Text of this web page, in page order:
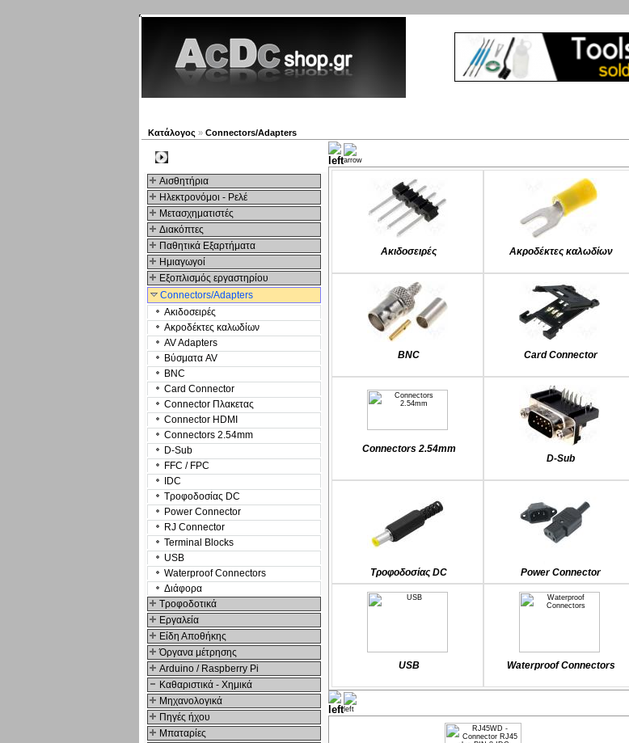
Κατάλογος » Connectors/Adapters
Αισθητήρια
Ηλεκτρονόμοι - Ρελέ
Μετασχηματιστές
Διακόπτες
Παθητικά Εξαρτήματα
Hμιαγωγοί
Εξοπλισμός εργαστηρίου
Connectors/Adapters
Ακιδοσειρές
Ακροδέκτες καλωδίων
AV Adapters
Βύσματα AV
BNC
Card Connector
Connector Πλακετας
Connector HDMI
Connectors 2.54mm
D-Sub
FFC / FPC
IDC
Τροφοδοσίας DC
Power Connector
RJ Connector
Terminal Blocks
USB
Waterproof Connectors
Διάφορα
Τροφοδοτικά
Εργαλεία
Είδη Αποθήκης
Όργανα μέτρησης
Arduino / Raspberry Pi
Καθαριστικά - Χημικά
Μηχανολογικά
Πηγές ήχου
Μπαταρίες
Ακιδοσειρές Ακροδέκτες καλωδίων
BNC Card Connector
Connectors 2.54mm
D-Sub
Τροφοδοσίας DC Power Connector
USB
Waterproof Connectors